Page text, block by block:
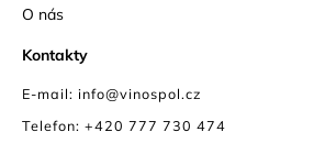
O nás
Kontakty
E-mail: info@vinospol.cz
Telefon: +420 777 730 474